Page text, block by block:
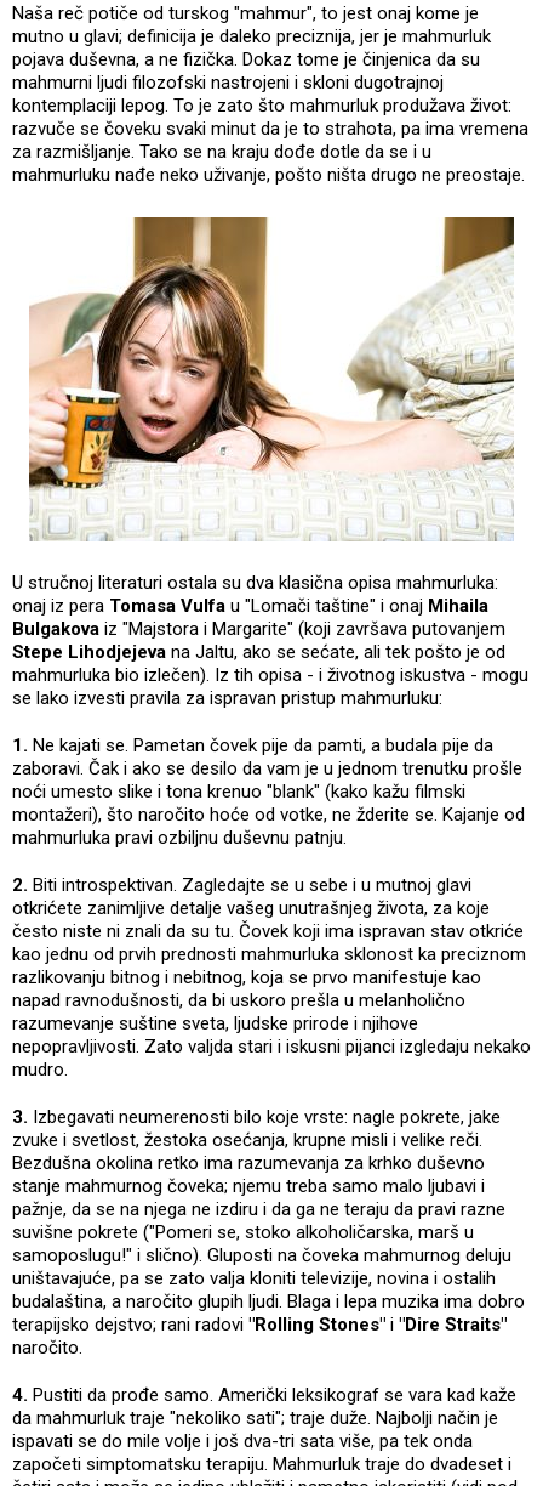
Naša reč potiče od turskog "mahmur", to jest onaj kome je
mutno u glavi; definicija je daleko preciznija, jer je mahmurluk
pojava duševna, a ne fizička. Dokaz tome je činjenica da su
mahmurni ljudi filozofski nastrojeni i skloni dugotrajnoj
kontemplaciji lepog. To je zato što mahmurluk produžava život:
razvuče se čoveku svaki minut da je to strahota, pa ima vremena
za razmišljanje. Tako se na kraju dođe dotle da se i u
mahmurluku nađe neko uživanje, pošto ništa drugo ne preostaje.
U stručnoj literaturi ostala su dva klasična opisa mahmurluka:
onaj iz pera Tomasa Vulfa u "Lomači taštine" i onaj Mihaila
Bulgakova iz "Majstora i Margarite" (koji završava putovanjem
Stepe Lihodjejeva na Jaltu, ako se sećate, ali tek pošto je od
mahmurluka bio izlečen). Iz tih opisa - i životnog iskustva - mogu
se lako izvesti pravila za ispravan pristup mahmurluku:
1. Ne kajati se. Pametan čovek pije da pamti, a budala pije da
zaboravi. Čak i ako se desilo da vam je u jednom trenutku prošle
noći umesto slike i tona krenuo "blank" (kako kažu filmski
montažeri), što naročito hoće od votke, ne žderite se. Kajanje od
mahmurluka pravi ozbiljnu duševnu patnju.
2. Biti introspektivan. Zagledajte se u sebe i u mutnoj glavi
otkrićete zanimljive detalje vašeg unutrašnjeg života, za koje
često niste ni znali da su tu. Čovek koji ima ispravan stav otkriće
kao jednu od prvih prednosti mahmurluka sklonost ka preciznom
razlikovanju bitnog i nebitnog, koja se prvo manifestuje kao
napad ravnodušnosti, da bi uskoro prešla u melanholično
razumevanje suštine sveta, ljudske prirode i njihove
nepopravljivosti. Zato valjda stari i iskusni pijanci izgledaju nekako
mudro.
3. Izbegavati neumerenosti bilo koje vrste: nagle pokrete, jake
zvuke i svetlost, žestoka osećanja, krupne misli i velike reči.
Bezdušna okolina retko ima razumevanja za krhko duševno
stanje mahmurnog čoveka; njemu treba samo malo ljubavi i
pažnje, da se na njega ne izdiru i da ga ne teraju da pravi razne
suvišne pokrete ("Pomeri se, stoko alkoholičarska, marš u
samoposlugu!" i slično). Gluposti na čoveka mahmurnog deluju
uništavajuće, pa se zato valja kloniti televizije, novina i ostalih
budalaština, a naročito glupih ljudi. Blaga i lepa muzika ima dobro
terapijsko dejstvo; rani radovi "Rolling Stones" i "Dire Straits"
naročito.
4. Pustiti da prođe samo. Američki leksikograf se vara kad kaže
da mahmurluk traje "nekoliko sati"; traje duže. Najbolji način je
ispavati se do mile volje i još dva-tri sata više, pa tek onda
započeti simptomatsku terapiju. Mahmurluk traje do dvadeset i